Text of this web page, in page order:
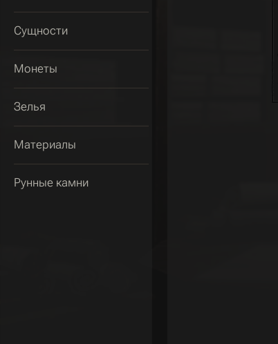
Сущности
Монеты
Зелья
Материалы
Рунные камни